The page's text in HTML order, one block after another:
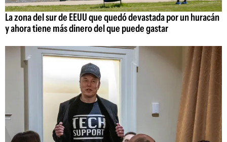
La zona del sur de EEUU que quedó devastada por un huracán
y ahora tiene más dinero del que puede gastar